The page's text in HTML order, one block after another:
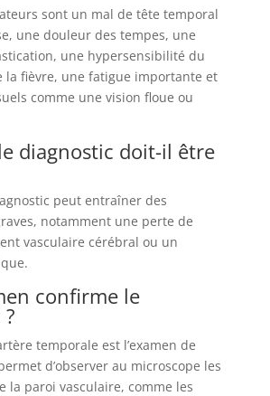
sont un mal de tête temporal
une douleur des tempes, une
une hypersensibilité du
la fièvre, une fatigue importante et
comme une vision floue ou
diagnostic doit-il être
peut entraîner des
notamment une perte de
vasculaire cérébral ou un
confirme le
temporale est l’examen de
d’observer au microscope les
la paroi vasculaire, comme les